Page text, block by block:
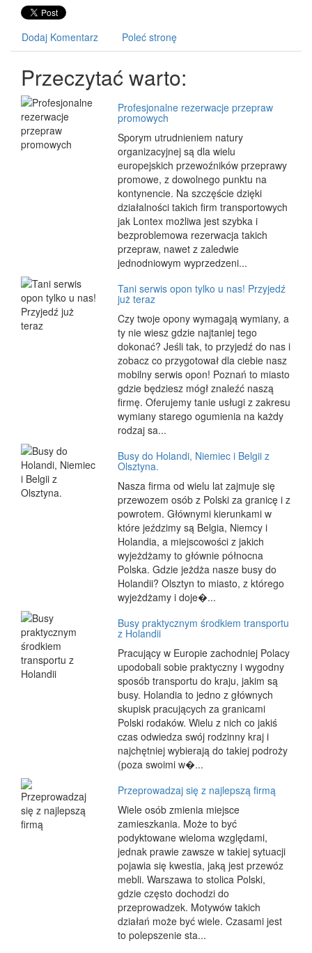
Dodaj Komentarz Poleć stronę
Przeczytać warto:
Profesjonalne rezerwacje przepraw
promowych
Sporym utrudnieniem natury
organizacyjnej są dla wielu
europejskich przewoźników przeprawy
promowe, z dowolnego punktu na
kontynencie. Na szczęście dzięki
działalności takich firm transportowych
jak Lontex możliwa jest szybka i
bezproblemowa rezerwacja takich
przepraw, nawet z zaledwie
jednodniowym wyprzedzeni...
Tani serwis opon tylko u nas! Przyjedź
już teraz
Czy twoje opony wymagają wymiany, a
ty nie wiesz gdzie najtaniej tego
dokonać? Jeśli tak, to przyjedź do nas i
zobacz co przygotował dla ciebie nasz
mobilny serwis opon! Poznań to miasto
gdzie będziesz mógł znaleźć naszą
firmę. Oferujemy tanie usługi z zakresu
wymiany starego ogumienia na każdy
rodzaj sa...
Busy do Holandi, Niemiec i Belgii z
Olsztyna.
Nasza firma od wielu lat zajmuje się
przewozem osób z Polski za granicę i z
powrotem. Głównymi kierunkami w
które jeździmy są Belgia, Niemcy i
Holandia, a miejscowości z jakich
wyjeżdżamy to głównie północna
Polska. Gdzie jeżdża nasze busy do
Holandii? Olsztyn to miasto, z którego
wyjeżdżamy i doje�...
Busy praktycznym środkiem transportu
z Holandii
Pracujący w Europie zachodniej Polacy
upodobali sobie praktyczny i wygodny
sposób transportu do kraju, jakim są
busy. Holandia to jedno z głównych
skupisk pracujących za granicami
Polski rodaków. Wielu z nich co jakiś
czas odwiedza swój rodzinny kraj i
najchętniej wybierają do takiej podroży
(poza swoimi w�...
Przeprowadzaj się z najlepszą firmą
Wiele osób zmienia miejsce
zamieszkania. Może to być
podyktowane wieloma względami,
jednak prawie zawsze w takiej sytuacji
pojawia się kwestia, jaką jest przewóz
mebli. Warszawa to stolica Polski,
gdzie często dochodzi do
przeprowadzek. Motywów takich
działań może być wiele. Czasami jest
to polepszenie sta...